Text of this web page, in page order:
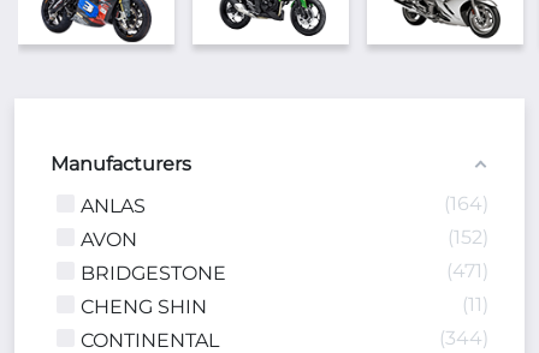
Manufacturers
ANLAS
164
AVON
152
BRIDGESTONE
471
CHENG SHIN
11
CONTINENTAL
344